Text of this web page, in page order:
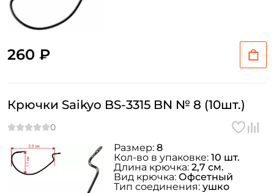
260 ₽
Крючки Saikyo BS-3315 BN № 8 (10шт.)
Размер: 8
Кол-во в упаковке: 10 шт.
Длина крючка: 2,7 см.
Вид крючка: Офсетный
Тип соединения: ушко